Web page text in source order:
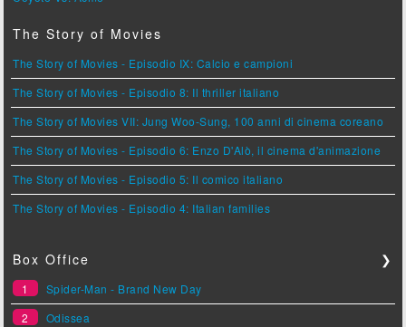
The Story of Movies
The Story of Movies - Episodio IX: Calcio e campioni
The Story of Movies - Episodio 8: Il thriller italiano
The Story of Movies VII: Jung Woo-Sung, 100 anni di cinema coreano
The Story of Movies - Episodio 6: Enzo D'Alò, il cinema d'animazione
The Story of Movies - Episodio 5: Il comico italiano
The Story of Movies - Episodio 4: Italian families
Box Office ❯
1
Spider-Man - Brand New Day
2
Odissea